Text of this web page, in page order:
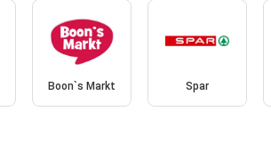
Boon`s Markt Spar